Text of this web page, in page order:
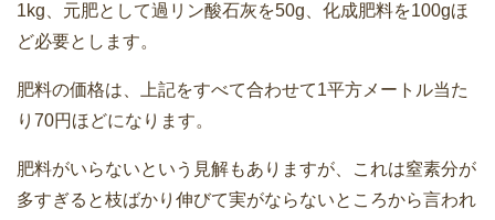
1kg、元肥として過リン酸石灰を50g、化成肥料を100gほ
ど必要とします。
肥料の価格は、上記をすべて合わせて1平方メートル当た
り70円ほどになります。
肥料がいらないという見解もありますが、これは窒素分が
多すぎると枝ばかり伸びて実がならないところから言われ